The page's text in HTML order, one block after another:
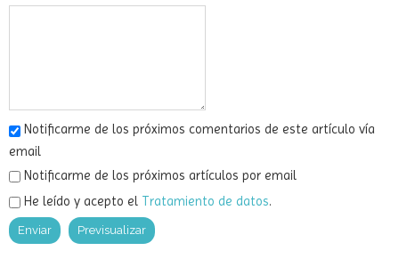
Notificarme de los próximos comentarios de este artículo vía
email
Notificarme de los próximos artículos por email
He leído y acepto el Tratamiento de datos.